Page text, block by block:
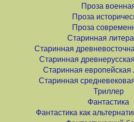
Проза
Проза
Проза
Старинная
Старинная
Старинная
Старинная европейская
Старинная
Триллер
Фантастика
Фантастика как